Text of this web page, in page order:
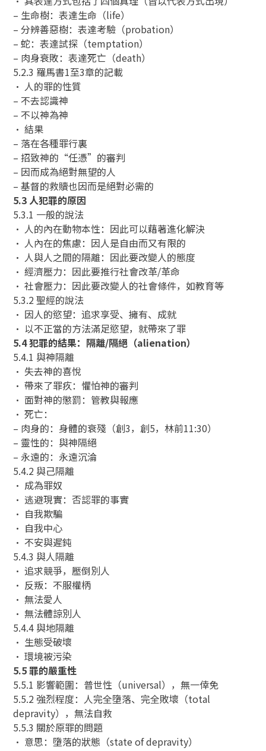
– 生命樹：表達生命（life）
– 分辨善惡樹：表達考驗（probation）
– 蛇：表達試探（temptation）
– 肉身衰敗：表達死亡（death）
5.2.3 羅馬書1至3章的記載
• 人的罪的性質
– 不去認識神
– 不以神為神
• 結果
– 落在各種罪行裏
– 招致神的“任憑”的審判
– 因而成為絕對無望的人
– 基督的救贖也因而是絕對必需的
5.3 人犯罪的原因
5.3.1 一般的說法
• 人的內在動物本性：因此可以藉著進化解決
• 人內在的焦慮：因人是自由而又有限的
• 人與人之間的隔離：因此要改變人的態度
• 經濟壓力：因此要推行社會改革/革命
• 社會壓力：因此要改變人的社會條件，如教育等
5.3.2 聖經的說法
• 因人的慾望：追求享受、擁有、成就
• 以不正當的方法滿足慾望，就帶來了罪
5.4 犯罪的結果：隔離/隔絕（alienation）
5.4.1 與神隔離
• 失去神的喜悅
• 帶來了罪疚：懼怕神的審判
• 面對神的懲罰：管教與報應
• 死亡：
– 肉身的：身體的衰殘（創3，創5，林前11:30）
– 靈性的：與神隔絕
– 永遠的：永遠沉淪
5.4.2 與己隔離
• 成為罪奴
• 逃避現實：否認罪的事實
• 自我欺騙
• 自我中心
• 不安與遲鈍
5.4.3 與人隔離
• 追求競爭，壓倒別人
• 反叛：不服權柄
• 無法愛人
• 無法體諒別人
5.4.4 與地隔離
• 生態受破壞
• 環境被污染
5.5 罪的嚴重性
5.5.1 影響範圍：普世性（universal），無一倖免
5.5.2 強烈程度：人完全墮落、完全敗壞（total
depravity），無法自救
5.5.3 關於原罪的問題
• 意思：墮落的狀態（state of depravity）